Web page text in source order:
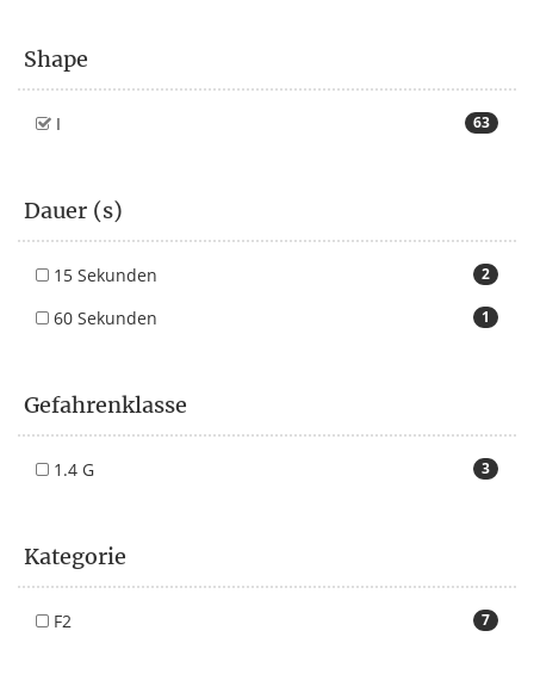
Shape
63
I
Dauer (s)
2
15 Sekunden
1
60 Sekunden
Gefahrenklasse
3
1.4 G
Kategorie
7
F2